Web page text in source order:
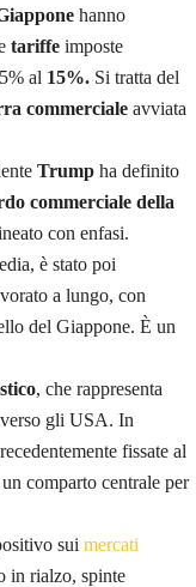
hanno
tariffe imposte
al 15%. Si tratta del
commerciale avviata
Trump ha definito
commerciale della
con enfasi.
è stato poi
a lungo, con
del Giappone. È un
, che rappresenta
gli USA. In
fissate al
comparto centrale per
sui mercati
in rialzo, spinte